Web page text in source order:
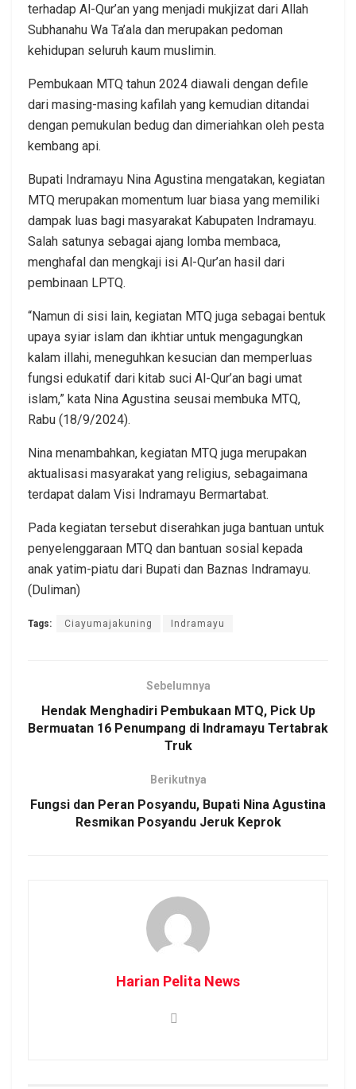
terhadap Al-Qur’an yang menjadi mukjizat dari Allah
Subhanahu Wa Ta’ala dan merupakan pedoman
kehidupan seluruh kaum muslimin.
Pembukaan MTQ tahun 2024 diawali dengan defile
dari masing-masing kafilah yang kemudian ditandai
dengan pemukulan bedug dan dimeriahkan oleh pesta
kembang api.
Bupati Indramayu Nina Agustina mengatakan, kegiatan
MTQ merupakan momentum luar biasa yang memiliki
dampak luas bagi masyarakat Kabupaten Indramayu.
Salah satunya sebagai ajang lomba membaca,
menghafal dan mengkaji isi Al-Qur’an hasil dari
pembinaan LPTQ.
“Namun di sisi lain, kegiatan MTQ juga sebagai bentuk
upaya syiar islam dan ikhtiar untuk mengagungkan
kalam illahi, meneguhkan kesucian dan memperluas
fungsi edukatif dari kitab suci Al-Qur’an bagi umat
islam,” kata Nina Agustina seusai membuka MTQ,
Rabu (18/9/2024).
Nina menambahkan, kegiatan MTQ juga merupakan
aktualisasi masyarakat yang religius, sebagaimana
terdapat dalam Visi Indramayu Bermartabat.
Pada kegiatan tersebut diserahkan juga bantuan untuk
penyelenggaraan MTQ dan bantuan sosial kepada
anak yatim-piatu dari Bupati dan Baznas Indramayu.
(Duliman)
Tags: Ciayumajakuning Indramayu
Sebelumnya
Hendak Menghadiri Pembukaan MTQ, Pick Up
Bermuatan 16 Penumpang di Indramayu Tertabrak
Truk
Berikutnya
Fungsi dan Peran Posyandu, Bupati Nina Agustina
Resmikan Posyandu Jeruk Keprok
Harian Pelita News